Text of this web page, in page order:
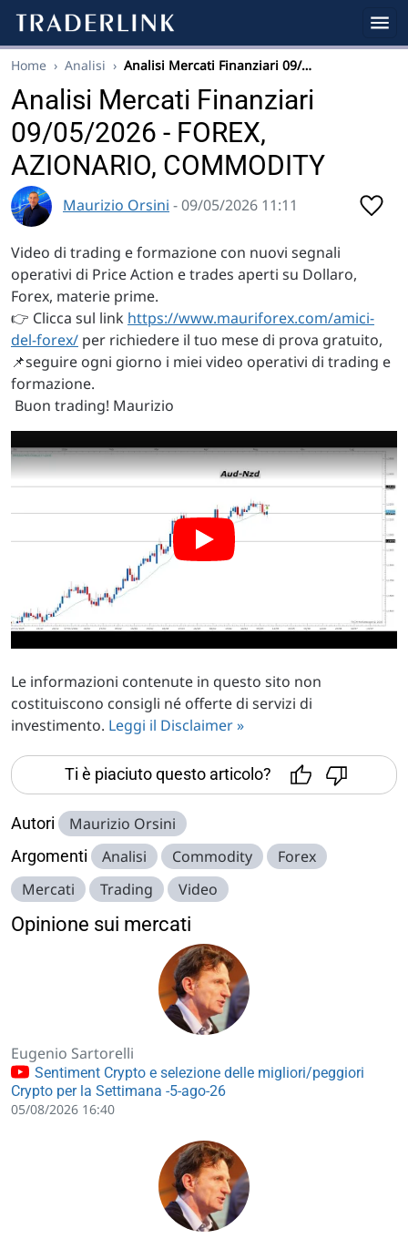
Home › Analisi › Analisi Mercati Finanziari 09/…
Analisi Mercati Finanziari
09/05/2026 - FOREX,
AZIONARIO, COMMODITY
Maurizio Orsini - 09/05/2026 11:11
Video di trading e formazione con nuovi segnali
operativi di Price Action e trades aperti su Dollaro,
Forex, materie prime.
👉 Clicca sul link https://www.mauriforex.com/amici-
del-forex/ per richiedere il tuo mese di prova gratuito,
📌seguire ogni giorno i miei video operativi di trading e
formazione.
Buon trading! Maurizio
Le informazioni contenute in questo sito non
costituiscono consigli né offerte di servizi di
investimento. Leggi il Disclaimer »
Ti è piaciuto questo articolo?
Autori Maurizio Orsini
Argomenti Analisi Commodity
Forex
Mercati
Trading Video
Opinione sui mercati
Eugenio Sartorelli
Sentiment Crypto e selezione delle migliori/peggiori
Crypto per la Settimana -5-ago-26
05/08/2026 16:40